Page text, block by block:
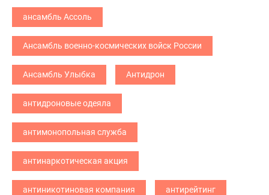
ансамбль Ассоль
Ансамбль военно-космических войск России
Ансамбль Улыбка Антидрон
антидроновые одеяла
антимонопольная служба
антинаркотическая акция
антиникотиновая компания антирейтинг